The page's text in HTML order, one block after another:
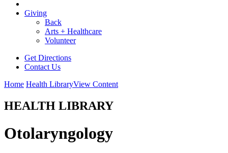
Giving
Back
Arts + Healthcare
Volunteer
Get Directions
Contact Us
Home Health LibraryView Content
HEALTH LIBRARY
Otolaryngology